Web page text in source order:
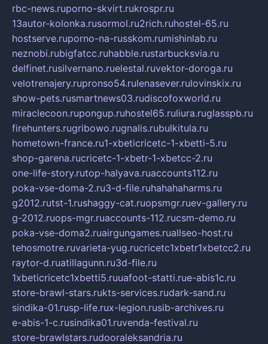
rbc-news.ruporno-skvirt.rukrospr.ru
13autor-kolonka.rusormol.ru2rich.ruhostel-65.ru
hostserve.ruporno-na-russkom.rumishinlab.ru
neznobi.rubigfatcc.ruhabble.rustarbucksvia.ru
delfinet.rusilvernano.ruelestal.ruvektor-doroga.ru
velotrenajery.rupronso54.rulenasever.rulovinskix.ru
show-pets.rusmartnews03.rudiscofoxworld.ru
miraclecoon.rupongup.ruhostel65.ruliura.ruglasspb.ru
firehunters.rugribowo.rugnalis.rubulkitula.ru
hometown-france.ru1-xbeticricetc-1-xbetti-5.ru
shop-garena.rucricetc-1-xbetr-1-xbetcc-2.ru
one-life-story.rutop-halyava.ruaccounts112.ru
poka-vse-doma-2.ru3-d-file.ruhahahaharms.ru
g2012.rutst-1.rushaggy-cat.ruopsmgr.ruev-gallery.ru
g-2012.ruops-mgr.ruaccounts-112.rucsm-demo.ru
poka-vse-doma2.ruairgungames.ruallseo-host.ru
tehosmotre.ruvarieta-yug.rucricetc1xbetr1xbetcc2.ru
raytor-d.ruatillagunn.ru3d-file.ru
1xbeticricetc1xbetti5.ruuafoot-statti.rue-abis1c.ru
store-brawl-stars.rukts-services.rudark-sand.ru
sindika-01.rusp-life.rux-legion.rusib-archives.ru
e-abis-1-c.rusindika01.ruvenda-festival.ru
store-brawlstars.rudooraleksandria.ru